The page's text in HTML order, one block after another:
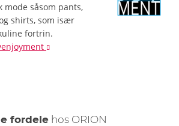
mode såsom pants,
shirts, som især
fortrin.
fordele hos ORION